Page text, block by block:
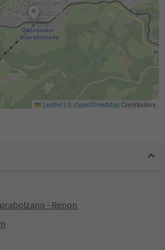
Leaflet | ©OpenStreetMapContributors
- Renon